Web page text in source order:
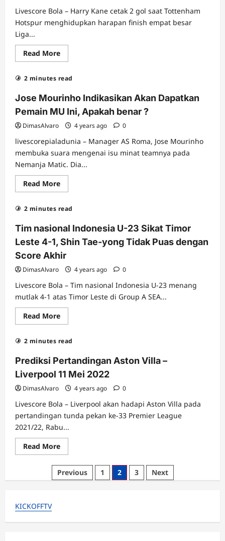
Livescore Bola – Harry Kane cetak 2 gol saat Tottenham
Hotspur menghidupkan harapan finish empat besar
Liga...
Read MoreRead
more
Tottenham
vs
Menang
Mutlak
3-
0
2 minutes read
Jose Mourinho Indikasikan Akan Dapatkan
Pemain MU Ini, Apakah benar ?
DimasAlvaro 4 years ago 0
livescorepialadunia – Manager AS Roma, Jose Mourinho
membuka suara mengenai isu minat teamnya pada
Nemanja Matic. Dia...
Read MoreRead
more
Jose
Mourinho
Akan
Dapatkan
Pemain
MU
Ini,
Apakah
benar
2 minutes read
Tim nasional Indonesia U-23 Sikat Timor
Leste 4-1, Shin Tae-yong Tidak Puas dengan
Score Akhir
DimasAlvaro 4 years ago 0
Livescore Bola – Tim nasional Indonesia U-23 menang
mutlak 4-1 atas Timor Leste di Group A SEA...
Read MoreRead
more
Tim
nasional
U-
23
Sikat
Timor
Leste
4-
Shin
Tae-
yong
Tidak
Score
Akhir
2 minutes read
Prediksi Pertandingan Aston Villa –
Liverpool 11 Mei 2022
DimasAlvaro 4 years ago 0
Livescore Bola – Liverpool akan hadapi Aston Villa pada
pertandingan tunda pekan ke-33 Premier League
2021/22, Rabu...
Read MoreRead
more
Prediksi
Pertandingan
Aston
2022
Previous 1 2 3 Next
KICKOFFTV